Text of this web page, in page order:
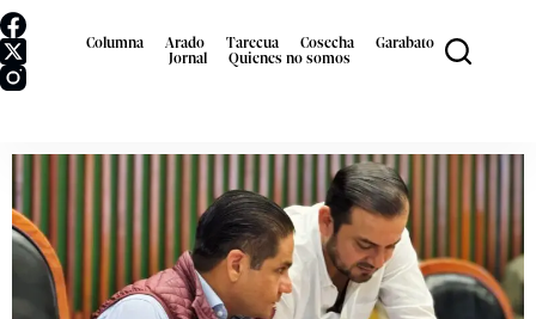
Columna Arado Tarecua Cosecha
Garabato
Jornal
Quienes no somos